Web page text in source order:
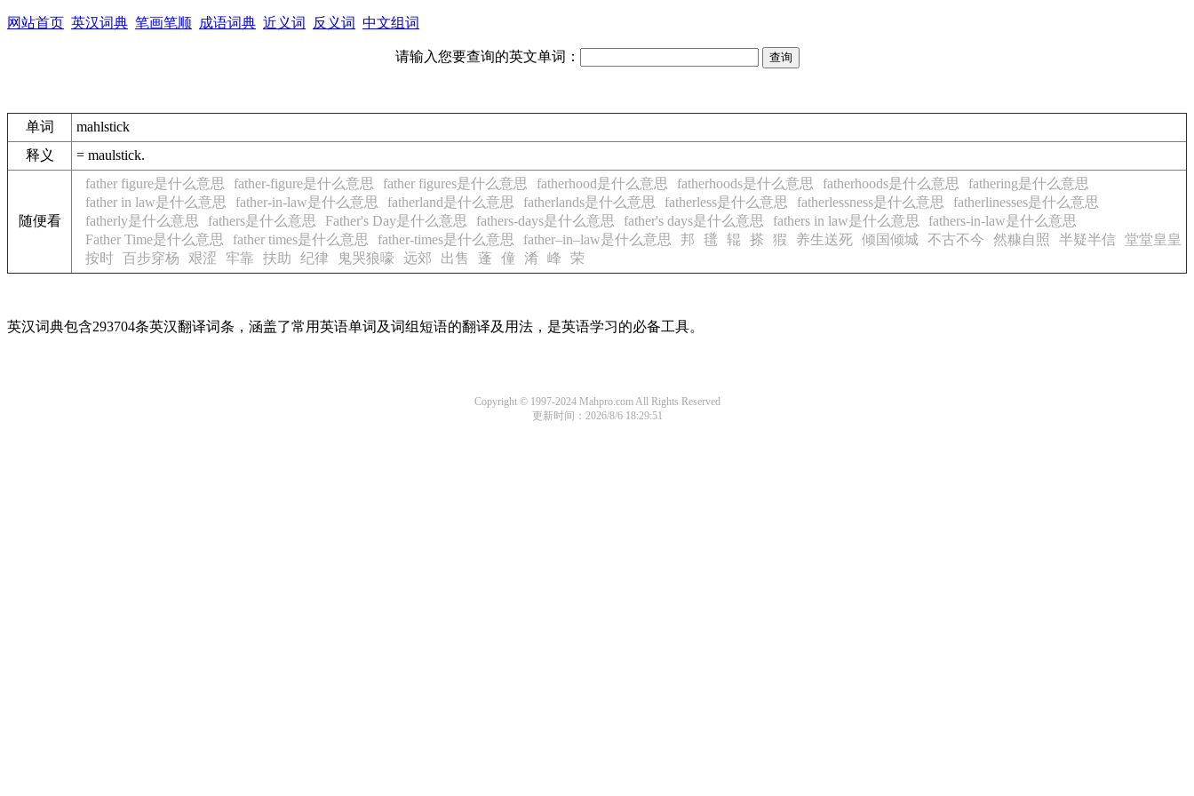
网站首页 英汉词典 笔画笔顺 成语词典 近义词 反义词 中文组词
请输入您要查询的英文单词：
单词
mahlstick
释义
= maulstick.
随便看
father figure是什么意思 father-figure是什么意思 father figures是什么意思 fatherhood是什么意思 fatherhoods是什么意思 fatherhoods是什么意思
fathering是什么意思
father in law是什么意思
father-in-law是什么意思 fatherland是什么意思 fatherlands是什么意思 fatherless是什么意思 fatherlessness是什么意思
fatherlinesses是什么意思
fatherly是什么意思
fathers是什么意思 Father's Day是什么意思 fathers-days是什么意思 father's days是什么意思 fathers in law是什么意思
fathers-in-law是什么意思
Father Time是什么意思
father times是什么意思 father-times是什么意思 father–in–law是什么意思 邦 氆 辊 搽 猳 养生送死 倾国倾城 不古不今 然糠自照 半疑半信 堂堂皇皇
按时
百步穿杨 艰涩 牢靠 扶助 纪律 鬼哭狼嚎 远郊 出售 蓬 僮 淆 峰 荣
英汉词典包含293704条英汉翻译词条，涵盖了常用英语单词及词组短语的翻译及用法，是英语学习的必备工具。
Copyright © 1997-2024 Mahpro.com All Rights Reserved
更新时间：2026/8/6 18:29:51